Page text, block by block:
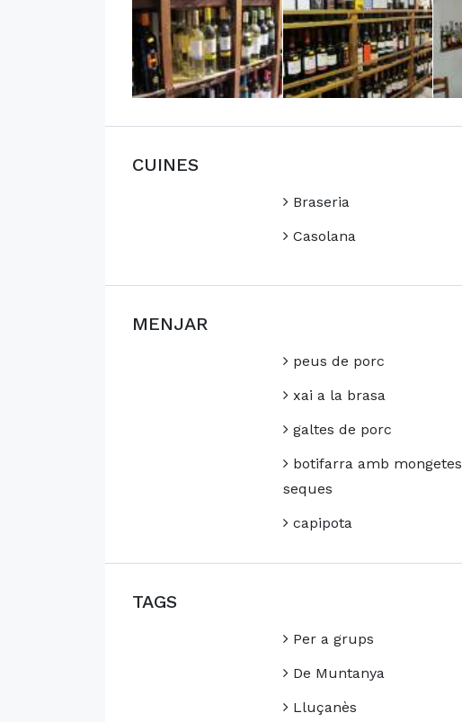
CUINES
Braseria
Casolana
MENJAR
peus de porc
xai a la brasa
galtes de porc
botifarra amb mongetes
seques
capipota
TAGS
Per a grups
De Muntanya
Lluçanès